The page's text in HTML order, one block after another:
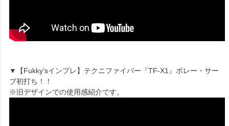
▼【Fukky'sインプレ】テクニファイバー『TF-X1』ボレー・サー
ブ初打ち！！
※旧デザインでの使用感紹介です。